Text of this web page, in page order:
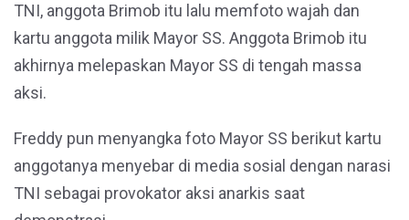
TNI, anggota Brimob itu lalu memfoto wajah dan
kartu anggota milik Mayor SS. Anggota Brimob itu
akhirnya melepaskan Mayor SS di tengah massa
aksi.
Freddy pun menyangka foto Mayor SS berikut kartu
anggotanya menyebar di media sosial dengan narasi
TNI sebagai provokator aksi anarkis saat